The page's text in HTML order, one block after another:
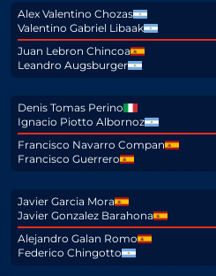
Alex Valentino Chozas
Valentino Gabriel Libaak
Juan Lebron Chincoa
Leandro Augsburger
Denis Tomas Perino
Ignacio Piotto Albornoz
Francisco Navarro Compan
Francisco Guerrero
Javier Garcia Mora
Javier Gonzalez Barahona
Alejandro Galan Romo
Federico Chingotto